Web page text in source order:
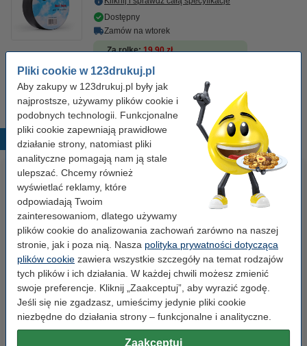
Pliki cookie w 123drukuj.pl
Aby zakupy w 123drukuj.pl były jak
najprostsze, używamy plików cookie i
podobnych technologii. Funkcjonalne
pliki cookie zapewniają prawidłowe
działanie strony, natomiast pliki
analityczne pomagają nam ją stale
ulepszać. Chcemy również
wyświetlać reklamy, które
odpowiadają Twoim
zainteresowaniom, dlatego używamy
plików cookie do analizowania zachowań zarówno na naszej
stronie, jak i poza nią. Nasza polityka prywatności dotycząca
plików cookie zawiera wszystkie szczegóły na temat rodzajów
tych plików i ich działania. W każdej chwili możesz zmienić
swoje preferencje. Kliknij „Zaakceptuj”, aby wyrazić zgodę.
Jeśli się nie zgadzasz, umieścimy jedynie pliki cookie
niezbędne do działania strony – funkcjonalne i analityczne.
Zaakceptuj
Dostępny
Zamów na wtorek
Za rolkę 19,90 zł
19,90 zł
Popularne produkty
Etykiety wysyłkowe A6 (105 x
148 mm), 100 etykiet, 123drukuj
14,90 zł z VAT
Spinacze biurowe 33 mm
okrągłe (100 sztuk), 123drukuj
2,90 zł z VAT